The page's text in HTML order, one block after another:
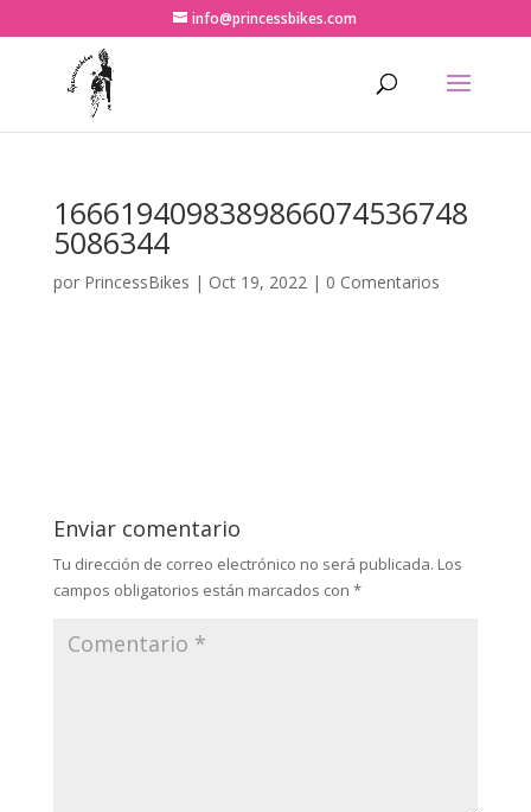
info@princessbikes.com
1666194098389866074536748
5086344
por PrincessBikes | Oct 19, 2022| 0 Comentarios
Enviar comentario
Tu dirección de correo electrónico no será publicada. Los
campos obligatorios están marcados con *